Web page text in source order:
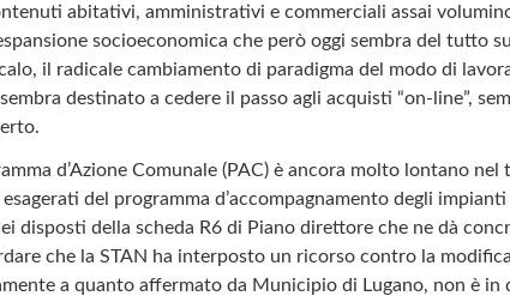
abitativi, amministrativi e commerciali assai
socioeconomica che però oggi sembra del tutto
il radicale cambiamento di paradigma del modo di
destinato a cedere il passo agli acquisti “on-line”,
d’Azione Comunale (PAC) è ancora molto lontano
del programma d’accompagnamento degli
disposti della scheda R6 di Piano direttore che ne dà
che la STAN ha interposto un ricorso contro la
a quanto affermato da Municipio di Lugano, non è